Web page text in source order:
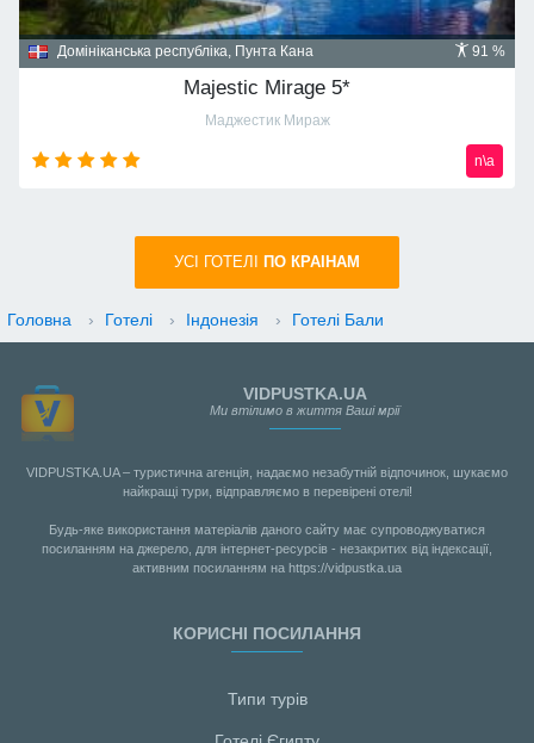
91 %
Домініканська республіка, Пунта Кана
Majestic Mirage 5*
Маджестик Мираж
n\a
УСI ГОТЕЛІ ПО КРАIНАМ
Головна › Готелі › Індонезія › Готелі Бали
VIDPUSTKA.UA
Ми втілимо в життя Ваші мрії
VIDPUSTKA.UA – туристична агенція, надаємо незабутній відпочинок, шукаємо
найкращі тури, відправляємо в перевірені отелі!
Будь-яке використання матеріалів даного сайту має супроводжуватися
посиланням на джерело, для інтернет-ресурсів - незакритих від індексації,
активним посиланням на https://vidpustka.ua
КОРИСНІ ПОСИЛАННЯ
Типи турів